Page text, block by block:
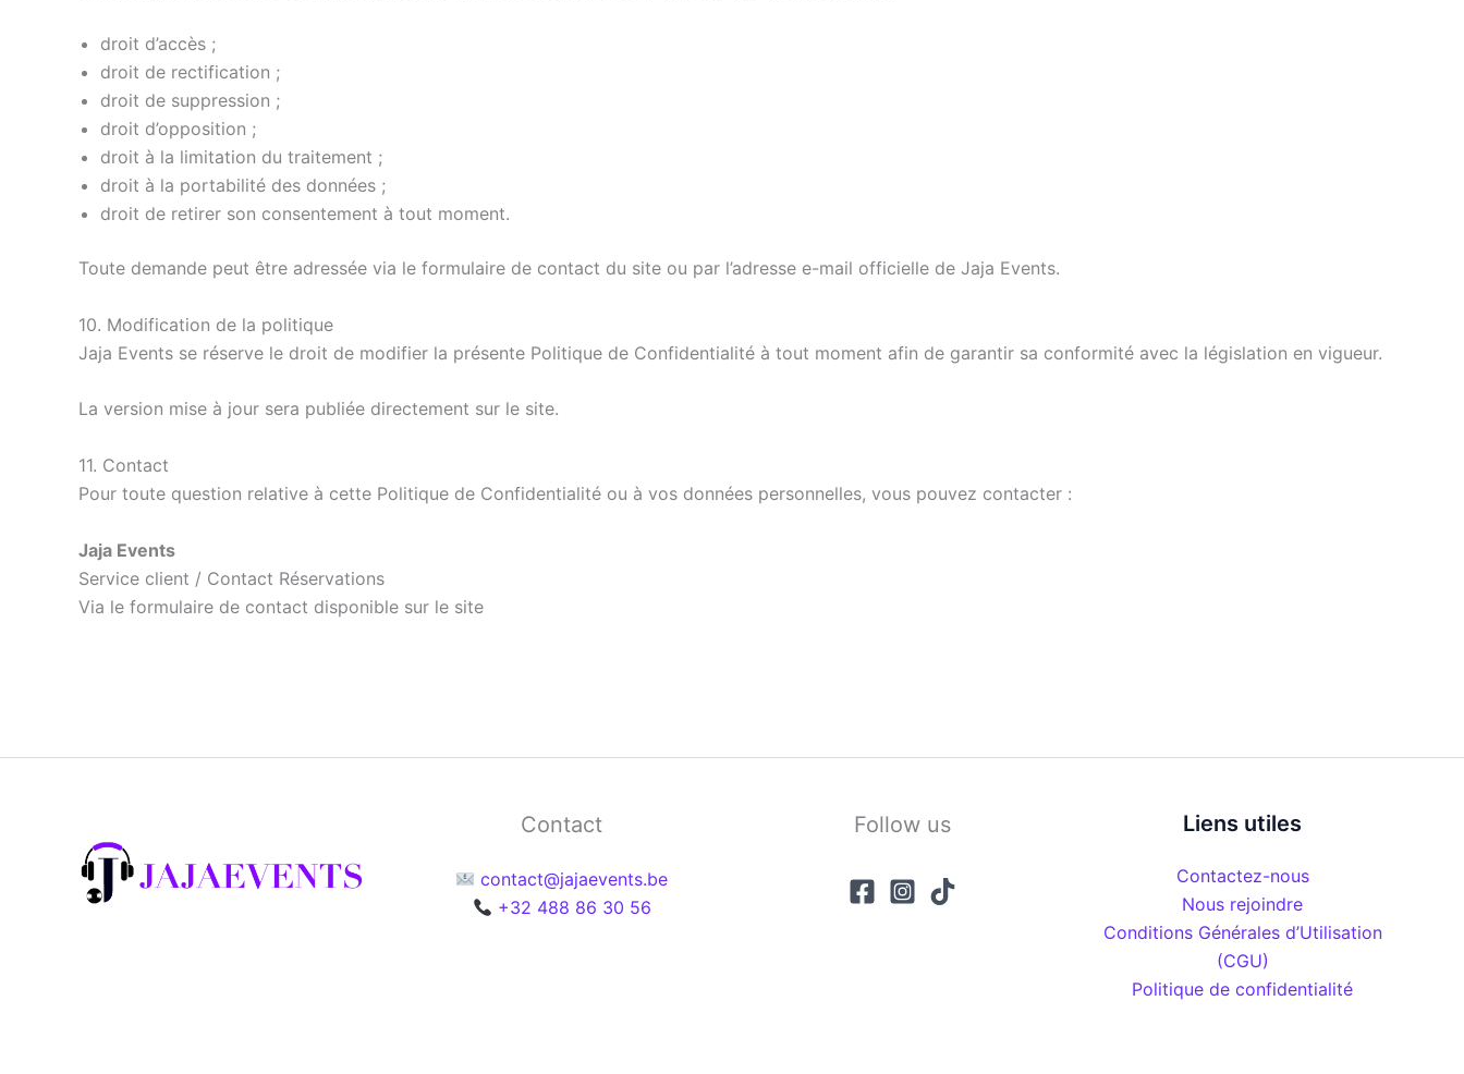
droit d’accès ;
droit de rectification ;
droit de suppression ;
droit d’opposition ;
droit à la limitation du traitement ;
droit à la portabilité des données ;
droit de retirer son consentement à tout moment.
Toute demande peut être adressée via le formulaire de contact du site ou par l’adresse e-mail officielle de Jaja Events.
10. Modification de la politique
Jaja Events se réserve le droit de modifier la présente Politique de Confidentialité à tout moment afin de garantir sa conformité avec la législation en vigueur.
La version mise à jour sera publiée directement sur le site.
11. Contact
Pour toute question relative à cette Politique de Confidentialité ou à vos données personnelles, vous pouvez contacter :
Jaja Events
Service client / Contact Réservations
Via le formulaire de contact disponible sur le site
Contact
contact@jajaevents.be
+32 488 86 30 56
Follow us Liens utiles
Contactez-nous
Nous rejoindre
Conditions Générales d’Utilisation
(CGU)
Politique de confidentialité